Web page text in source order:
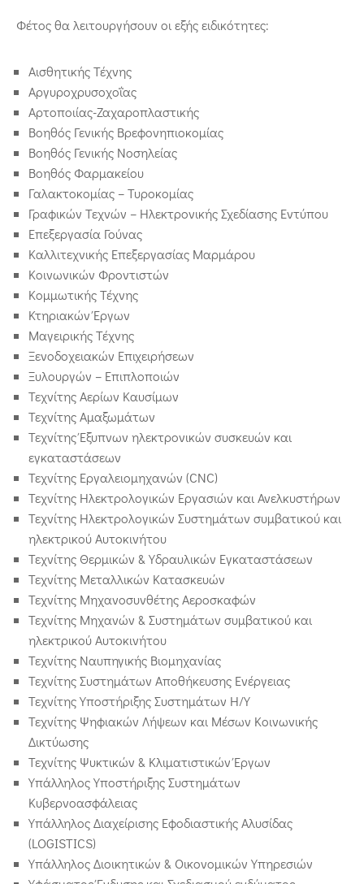
Φέτος θα λειτουργήσουν οι εξής ειδικότητες:
Αισθητικής Τέχνης
Αργυροχρυσοχοΐας
Αρτοποιίας-Ζαχαροπλαστικής
Βοηθός Γενικής Βρεφονηπιοκομίας
Βοηθός Γενικής Νοσηλείας
Βοηθός Φαρμακείου
Γαλακτοκομίας – Τυροκομίας
Γραφικών Τεχνών – Ηλεκτρονικής Σχεδίασης Εντύπου
Επεξεργασία Γούνας
Καλλιτεχνικής Επεξεργασίας Μαρμάρου
Κοινωνικών Φροντιστών
Κομμωτικής Τέχνης
Κτηριακών Έργων
Μαγειρικής Τέχνης
Ξενοδοχειακών Επιχειρήσεων
Ξυλουργών – Επιπλοποιών
Τεχνίτης Αερίων Καυσίμων
Τεχνίτης Αμαξωμάτων
Τεχνίτης Έξυπνων ηλεκτρονικών συσκευών και
εγκαταστάσεων
Τεχνίτης Εργαλειομηχανών (CNC)
Τεχνίτης Ηλεκτρολογικών Εργασιών και Ανελκυστήρων
Τεχνίτης Ηλεκτρολογικών Συστημάτων συμβατικού και
ηλεκτρικού Αυτοκινήτου
Τεχνίτης Θερμικών & Υδραυλικών Εγκαταστάσεων
Τεχνίτης Μεταλλικών Κατασκευών
Τεχνίτης Μηχανοσυνθέτης Αεροσκαφών
Τεχνίτης Μηχανών & Συστημάτων συμβατικού και
ηλεκτρικού Αυτοκινήτου
Τεχνίτης Ναυπηγικής Βιομηχανίας
Τεχνίτης Συστημάτων Αποθήκευσης Ενέργειας
Τεχνίτης Υποστήριξης Συστημάτων Η/Υ
Τεχνίτης Ψηφιακών Λήψεων και Μέσων Κοινωνικής
Δικτύωσης
Τεχνίτης Ψυκτικών & Κλιματιστικών Έργων
Υπάλληλος Υποστήριξης Συστημάτων
Κυβερνοασφάλειας
Υπάλληλος Διαχείρισης Εφοδιαστικής Αλυσίδας
(LOGISTICS)
Υπάλληλος Διοικητικών & Οικονομικών Υπηρεσιών